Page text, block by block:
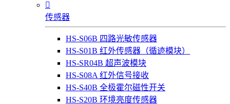

传感器
HS-S06B 四路光敏传感器
HS-S01B 红外传感器（循迹模块）
HS-SR04B 超声波模块
HS-S08A 红外信号接收
HS-S40B 全极霍尔磁性开关
HS-S20B 环境亮度传感器